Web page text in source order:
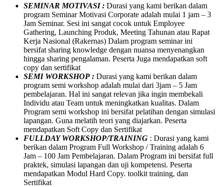
SEMINAR MOTIVASI : Durasi yang kami berikan dalam
program Seminar Motivasi Corporate adalah mulai 1 jam – 3
Jam Seminar. Sesi ini sangat cocok untuk Employee
Gathering, Launching Produk, Meeting Tahunan atau Rapat
Kerja Nasional (Rakernas) Dalam program seminar ini
bersifat sharing knowledge dengan nuansa menyenangkan
hingga sharing pengalaman. Peserta Juga mendapatkan soft
copy dan sertifikat
SEMI WORKSHOP : Durasi yang kami berikan dalam
program semi workshop adalah mulai dari 3jam – 5 Jam
pembelajaran. Hal ini sangat relevan jika ingin membekali
Individu atau Team untuk meningkatkan kualitas. Dalam
Program semi workshop ini bersifat pelatihan dengan simulasi
lapangan. Guna melatih teori yang diajarkan. Peserta
mendapatkan Soft Copy dan Sertifikat
FULLDAY WORKSHOP/TRAINING : Durasi yang kami
berikan dalam Program Full Workshop / Training adalah 6
Jam – 100 Jam Pembelajaran. Dalam Program ini bersifat full
praktek, simulasi lapangan dan uji kompetensi. Peserta
mendapatkan Modul Hard Copy. toolkit training, dan
Sertifikat